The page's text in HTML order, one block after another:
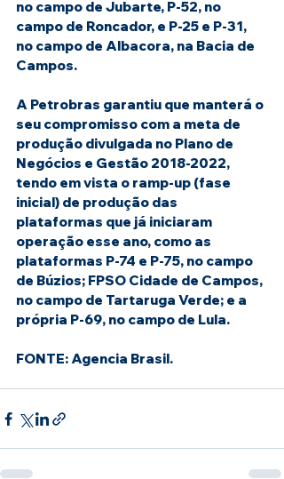
no campo de Jubarte, P-52, no
campo de Roncador, e P-25 e P-31,
no campo de Albacora, na Bacia de
Campos.
A Petrobras garantiu que manterá o
seu compromisso com a meta de
produção divulgada no Plano de
Negócios e Gestão 2018-2022,
tendo em vista o ramp-up (fase
inicial) de produção das
plataformas que já iniciaram
operação esse ano, como as
plataformas P-74 e P-75, no campo
de Búzios; FPSO Cidade de Campos,
no campo de Tartaruga Verde; e a
própria P-69, no campo de Lula.
FONTE: Agencia Brasil.